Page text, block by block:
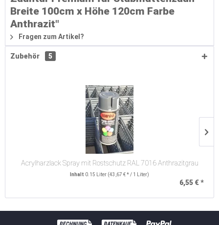
Breite 100cm x Höhe 120cm Farbe
Anthrazit"
Fragen zum Artikel?
Zubehör 5
Acrylharzlack Spray mit Rostschutz RAL 7016 Anthrazitgrau
Inhalt 0.15 Liter (43,67 € * / 1 Liter)
6,55 € *